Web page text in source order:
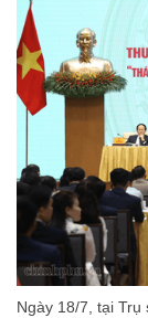
Ngày 18/7, tại